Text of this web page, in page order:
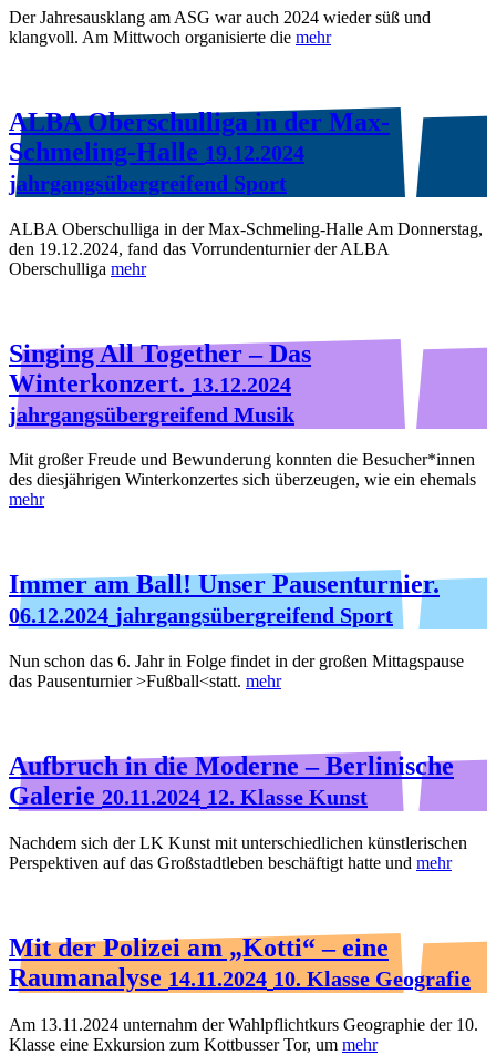
Der Jahresausklang am ASG war auch 2024 wieder süß und
klangvoll. Am Mittwoch organisierte die mehr
ALBA Oberschulliga in der Max-
Schmeling-Halle 19.12.2024
jahrgangsübergreifend Sport
ALBA Oberschulliga in der Max-Schmeling-Halle Am Donnerstag,
den 19.12.2024, fand das Vorrundenturnier der ALBA
Oberschulliga mehr
Singing All Together – Das
Winterkonzert. 13.12.2024
jahrgangsübergreifend Musik
Mit großer Freude und Bewunderung konnten die Besucher*innen
des diesjährigen Winterkonzertes sich überzeugen, wie ein ehemals
mehr
Immer am Ball! Unser Pausenturnier.
06.12.2024 jahrgangsübergreifend Sport
Nun schon das 6. Jahr in Folge findet in der großen Mittagspause
das Pausenturnier >Fußball<statt. mehr
Aufbruch in die Moderne – Berlinische
Galerie 20.11.2024 12. Klasse Kunst
Nachdem sich der LK Kunst mit unterschiedlichen künstlerischen
Perspektiven auf das Großstadtleben beschäftigt hatte und mehr
Mit der Polizei am „Kotti“ – eine
Raumanalyse 14.11.2024 10. Klasse Geografie
Am 13.11.2024 unternahm der Wahlpflichtkurs Geographie der 10.
Klasse eine Exkursion zum Kottbusser Tor, um mehr